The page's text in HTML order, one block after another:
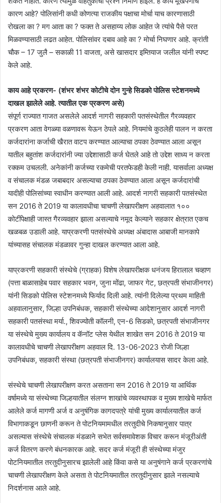
कारण आहे? पोलिसांनी कधी कोणत्या राजकीय पक्षाचा मोर्चा याच कारणासाठी
रोखला का ? मग आता का ? फक्त ते असहाय्य लोक आहेत जे त्यांचे पैसे परत
मिळवण्यासाठी लढत आहेत. पोलिसांवर दबाव आहे का ? मोर्चा निघणार आहे. क्रांती
चौक – 17 जुलै – सकाळी 11 वाजता, असे खासदार इम्तियाज जलील यांनी स्पष्ट
केले आहे.
काय आहे प्रकरण- (शंभर शंभर कोटीचे दोन गुन्हे सिडको पोलिस स्टेशनमध्ये
दाखल झालेले आहे. त्यातील एक प्रकरण असे)
संपूर्ण राज्यात गाजत असलेले आदर्श नागरी सहकारी पतसंस्थेतील गैरव्यवहार
प्रकरण आता वेगळ्या वळणावरू येऊन ठेपले आहे. नियमांचे कुठलेही पालन न करता
कर्जदारांना कर्जाची खैरात वाटप करण्यात आल्याचा ठपका ठेवण्यात आला असून
यातील बहुतांश कर्जदारांनी ज्या उद्देशासाठी कर्ज घेतले आहे तो उद्देश साध्य न करता
रक्कम उचलली. अनेकांनी कर्जच्या रकमेची परतफेडही केली नाही. यासर्वाला अध्यक्ष
व संचालक मंडळ जबाबदार असल्याचा ठपका ठेवण्यात आला असून कर्जदारांची
यादीही पोलिसांच्या स्वाधीन करण्यात आली आहे. आदर्श नागरी सहकारी पतसंस्थेत
सन 2016 ते 2019 या कालावधीचा चाचणी लेखापरीक्षण अहवालात १००
कोटींपेक्षाही जास्त गैरव्यवहार झाला असल्याचे नमूद केल्याने सहकार क्षेत्रात एकच
खळबळ उडाली आहे. याप्रकरणी पतसंस्थेचे अध्यक्ष अंबादास आबाजी मानकापे
यांच्यासह संचालक मंडळावर गुन्हा दाखल करण्यात आला आहे.
याप्रकरणी सहकारी संस्थेचे (ग्राहक) विशेष लेखापरीक्षक धनंजय हिरालाल चव्हाण
(पत्ता बाळासाहेब पवार सहकार भवन, जुना मोंढा, जाफर गेट, छत्रपती संभाजीनगर)
यांनी सिडको पोलिस स्टेशनमध्ये फिर्याद दिली आहे. त्यांनी दिलेल्या प्रथम माहिती
अहवालानुसार, जिल्हा उपनिबंधक, सहकारी संस्थेच्या आदेशानुसार आदर्श नागरी
सहकारी पतसंस्था मर्या., शिवज्योती कॉलनी, एन-6 सिडको, छत्रपती संभाजीनगर
या संस्थेचे मुख्य कार्यालय व कॅनॉट प्लेस येथील शाखेत सन 2016 ते 2019 या
कालावधीचे चाचणी लेखापरीक्षण अहवाल दि. 13-06-2023 रोजी जिल्हा
उपनिबंधक, सहकारी संस्था (छत्रपती संभाजीनगर) कार्यालयास सादर केला आहे.
संस्थेचे चाचणी लेखापरीक्षण करत असताना सन 2016 ते 2019 या आर्थिक
वर्षामध्ये या संस्थेच्या जिल्हयातील संलग्न शाखांचे व्यवस्थापक व मुख्य शाखेचे मार्फत
आलेले कर्ज मागणी अर्ज व अनुषंगिक कागदपत्रे यांची मुख्य कार्यालयातील कर्ज
विभागाकडून छाणनी करून ते पोटनियमामधील तरतुदीचे निकषानुसार पात्र
असल्यास संस्थेचे संचालक मंडळाने सभेत सर्वसमावेशक विचार करून मंजूरीअंती
कर्ज वितरण करणे बंधनकारक आहे. सदर कर्ज मंजूरी ही संस्थेच्या मंजुर
पोटनियमातील तरतुदीनुसारच झालेली आहे किंवा कसे या अनुषंगाने कर्ज प्रकरणांचे
चाचणी लेखापरीक्षण केले असता ते पोटनियमातील तरतुदीनुसार झाले नसल्याचे
निदर्शनास आले आहे.